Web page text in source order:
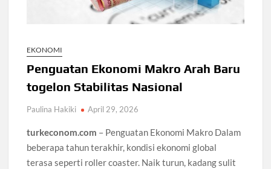
EKONOMI
Penguatan Ekonomi Makro Arah Baru
togelon Stabilitas Nasional
Paulina Hakiki April 29, 2026
turkeconom.com – Penguatan Ekonomi Makro Dalam
beberapa tahun terakhir, kondisi ekonomi global
terasa seperti roller coaster. Naik turun, kadang sulit